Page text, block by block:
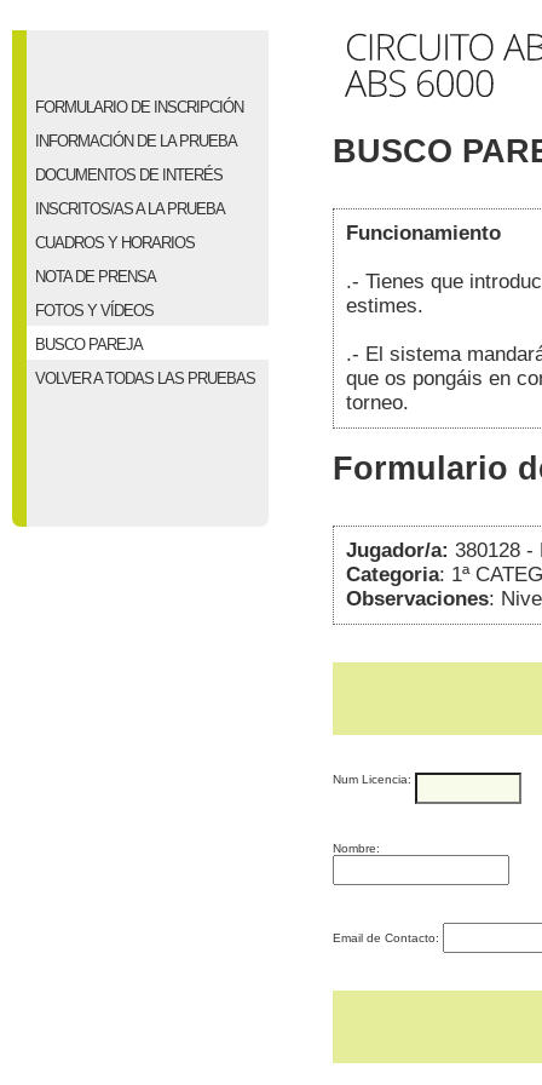
FORMULARIO DE INSCRIPCIÓN
INFORMACIÓN DE LA PRUEBA
DOCUMENTOS DE INTERÉS
INSCRITOS/AS A LA PRUEBA
CUADROS Y HORARIOS
NOTA DE PRENSA
FOTOS Y VÍDEOS
BUSCO PAREJA
VOLVER A TODAS LAS PRUEBAS
BUSCO
Funcionamiento
.- Tienes que
estimes.
.- El sistema
que os pongáis en
torneo.
Formulario
Jugador/a: 380128 -
Categoria: 1ª
Observaciones:
Num Licencia:
Nombre:
Email de Contacto: